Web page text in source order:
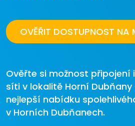
OVĚŘIT DOSTUPNOST NA
Ověřte si možnost připojení
síti v lokalitě Horní
nejlepší nabídku
v Horních Dubňanech.